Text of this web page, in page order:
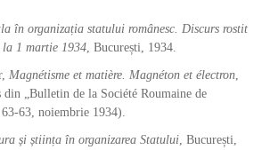
în organizația statului românesc. Discurs rostit
la 1 martie 1934, București, 1934.
Magnétisme et matière. Magnéton et électron,
„Bulletin de la Société Roumaine de
63, noiembrie 1934).
și știința în organizarea Statului, București,